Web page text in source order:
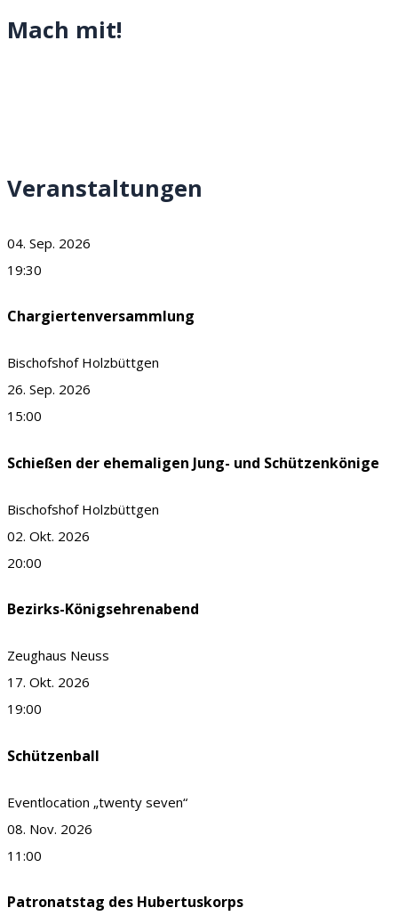
Mach mit!
Veranstaltungen
04. Sep. 2026
19:30
Chargiertenversammlung
Bischofshof Holzbüttgen
26. Sep. 2026
15:00
Schießen der ehemaligen Jung- und Schützenkönige
Bischofshof Holzbüttgen
02. Okt. 2026
20:00
Bezirks-Königsehrenabend
Zeughaus Neuss
17. Okt. 2026
19:00
Schützenball
Eventlocation „twenty seven“
08. Nov. 2026
11:00
Patronatstag des Hubertuskorps